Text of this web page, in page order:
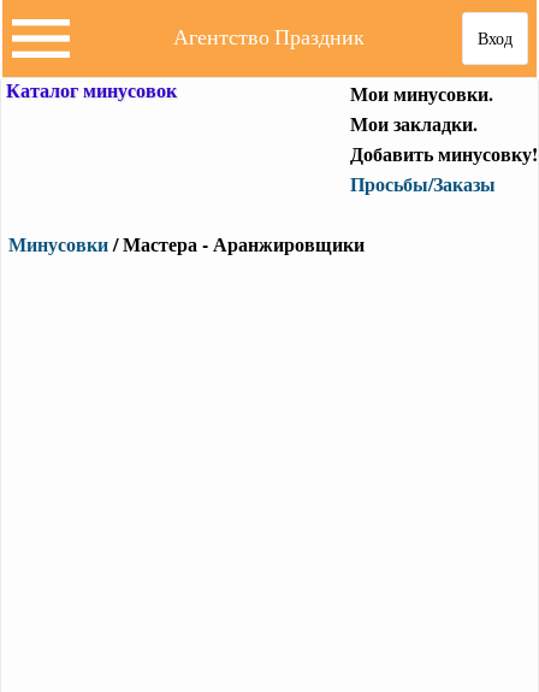
Вход
Агентство Праздник
Каталог минусовок
Мои минусовки.
Мои закладки.
Добавить минусовку!
Просьбы/Заказы
Минусовки/ Мастера - Аранжировщики